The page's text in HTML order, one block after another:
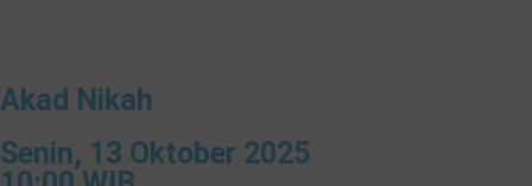
Akad Nikah
Senin, 13 Oktober 2025